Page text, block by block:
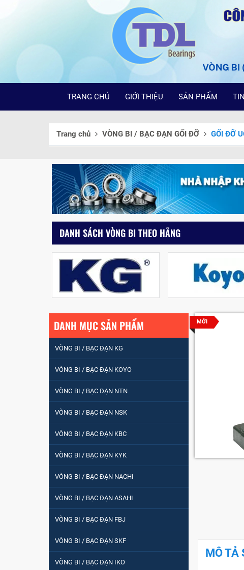
TRANG CHỦ GIỚI THIỆU SẢN PHẨM
Trang chủ VÒNG BI / BẠC ĐẠN GỐI ĐỠ GỐI ĐỠ
DANH SÁCH VÒNG BI THEO HÃNG
MỚI
MÔ TẢ
DANH MỤC SẢN PHẨM
VÒNG BI / BẠC ĐẠN KG
VÒNG BI / BẠC ĐẠN KOYO
VÒNG BI / BẠC ĐẠN NTN
VÒNG BI / BẠC ĐẠN NSK
VÒNG BI / BẠC ĐẠN KBC
VÒNG BI / BẠC ĐẠN KYK
VÒNG BI / BẠC ĐẠN NACHI
VÒNG BI / BẠC ĐẠN ASAHI
VÒNG BI / BẠC ĐẠN FBJ
VÒNG BI / BẠC ĐẠN SKF
VÒNG BI / BẠC ĐẠN IKO
NHÀO CÀ NA 24134
tròn : 698
5200